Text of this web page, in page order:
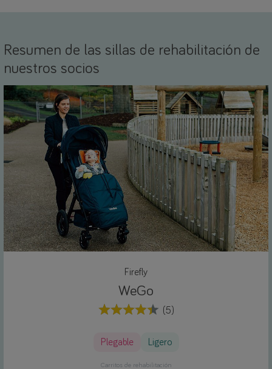
Resumen de las sillas de rehabilitación de
nuestros socios
Firefly
WeGo
(5)
Plegable Ligero
Carritos de rehabilitación